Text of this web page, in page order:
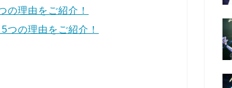
の理由をご紹介！
つの理由をご紹介！